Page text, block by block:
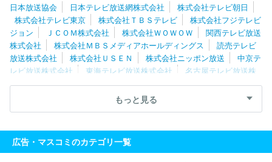
日本放送協会 日本テレビ放送網株式会社
株式会社テレビ朝日
株式会社テレビ東京
株式会社ＴＢＳテレビ
株式会社フジテレビ
ジョン
ＪＣＯＭ株式会社 株式会社ＷＯＷＯＷ
関西テレビ放送
株式会社
株式会社ＭＢＳメディアホールディングス
読売テレビ
放送株式会社
株式会社ＵＳＥＮ 株式会社ニッポン放送
中京テ
レビ放送株式会社
東海テレビ放送株式会社
名古屋テレビ放送株
式会社
株式会社ＴＢＳスパークル
スカパーＪＳＡＴ株式会社
株式会社ＴＢＳラジオ
株式会社テレビ西日
本
株式会社
株式会社ＭＢＳ企画 テレビ愛知株式会社
イッツ・コ
ミュニケーションズ株式会社
札幌テレビ放送株式会社
もっと見る
広告・マスコミのカテゴリ一覧